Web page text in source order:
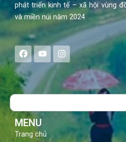
phát triển kinh tế – xã hội vùng
và miền núi năm 2024
F
a
c
e
b
o
Y
o
u
t
u
b
I
n
s
a
g
Search
MENU
Trang chủ